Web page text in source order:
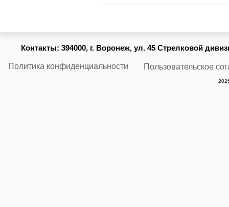
Контакты: 394000, г. Воронеж, ул. 45 Стрелковой
Политика конфиденциальности Пользовательское